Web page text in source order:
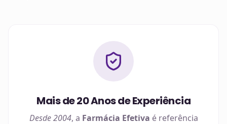
Mais de 20 Anos de Experiência
Desde 2004, a Farmácia Efetiva é referência